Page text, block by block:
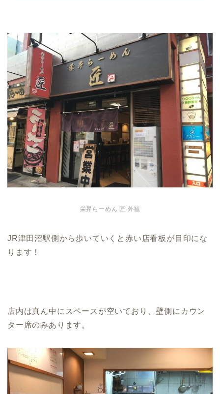
栄昇らーめん 匠 外観
JR津田沼駅側から歩いていくと赤い店看板が目印にな
ります！
店内は真ん中にスペースが空いており、壁側にカウン
ター席のみあります。